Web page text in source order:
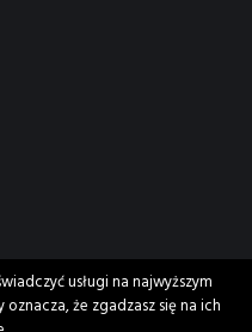
usługi na najwyższym
że zgadzasz się na ich